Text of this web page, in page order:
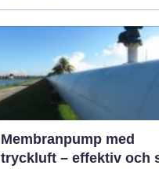
Membranpump med
tryckluft – effektiv och